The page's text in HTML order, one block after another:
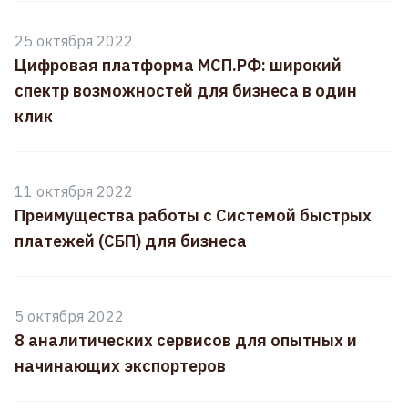
25 октября 2022
Цифровая платформа МСП.РФ: широкий
спектр возможностей для бизнеса в один
клик
11 октября 2022
Преимущества работы с Системой быстрых
платежей (СБП) для бизнеса
5 октября 2022
8 аналитических сервисов для опытных и
начинающих экспортеров